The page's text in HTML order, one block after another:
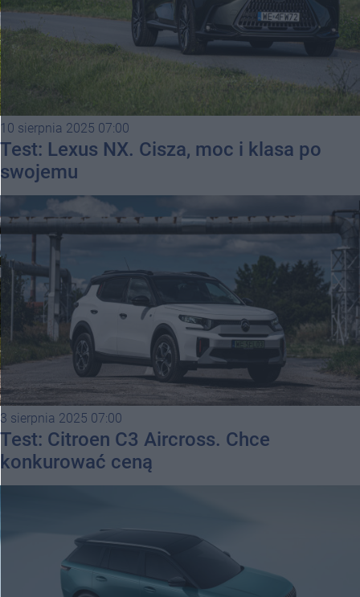
10 sierpnia 2025 07:00
Test: Lexus NX. Cisza, moc i klasa po
swojemu
3 sierpnia 2025 07:00
Test: Citroen C3 Aircross. Chce
konkurować ceną